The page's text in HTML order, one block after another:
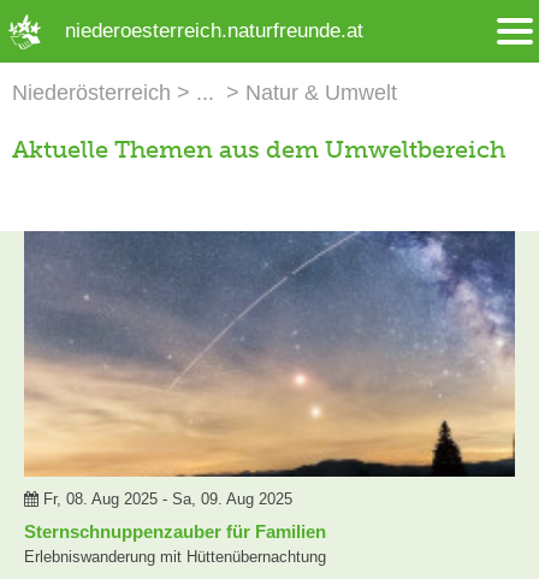
niederoesterreich.naturfreunde.at
Niederösterreich Natur & Umwelt
Aktuelle Themen aus dem Umweltbereich
Fr, 08. Aug 2025 - Sa, 09. Aug 2025
Sternschnuppenzauber für Familien
Erlebniswanderung mit Hüttenübernachtung